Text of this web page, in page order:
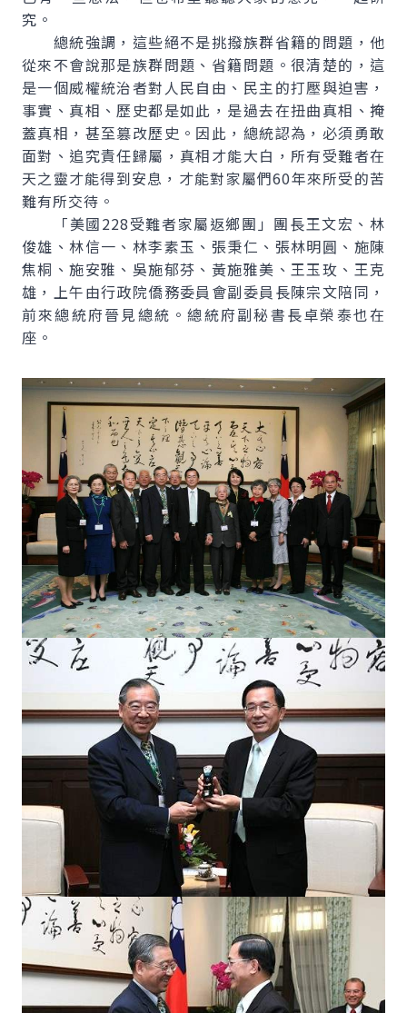
究。
總統強調，這些絕不是挑撥族群省籍的問題，他
從來不會說那是族群問題、省籍問題。很清楚的，這
是一個威權統治者對人民自由、民主的打壓與迫害，
事實、真相、歷史都是如此，是過去在扭曲真相、掩
蓋真相，甚至篡改歷史。因此，總統認為，必須勇敢
面對、追究責任歸屬，真相才能大白，所有受難者在
天之靈才能得到安息，才能對家屬們60年來所受的苦
難有所交待。
「美國228受難者家屬返鄉團」團長王文宏、林
俊雄、林信一、林李素玉、張秉仁、張林明圓、施陳
焦桐、施安雅、吳施郁芬、黃施雅美、王玉玫、王克
雄，上午由行政院僑務委員會副委員長陳宗文陪同，
前來總統府晉見總統。總統府副秘書長卓榮泰也在
座。